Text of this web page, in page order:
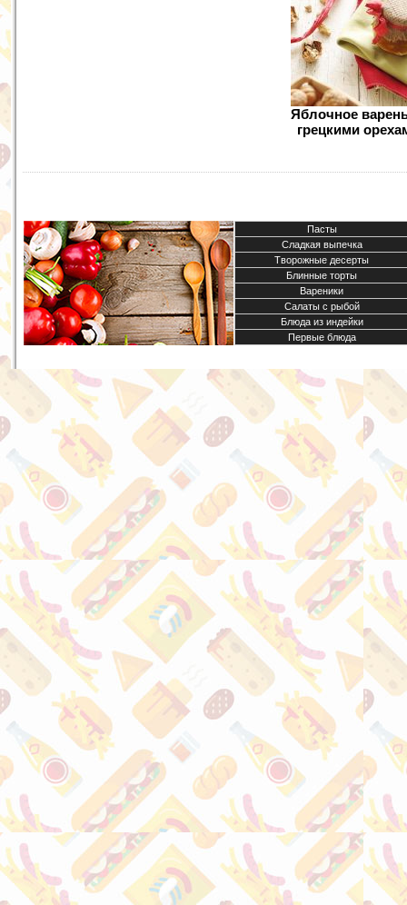
Яблочное
грецкими
Пасты
Сладкая выпечка
Творожные десерты
Блинные торты
Вареники
Салаты с рыбой
Блюда из индейки
Первые блюда